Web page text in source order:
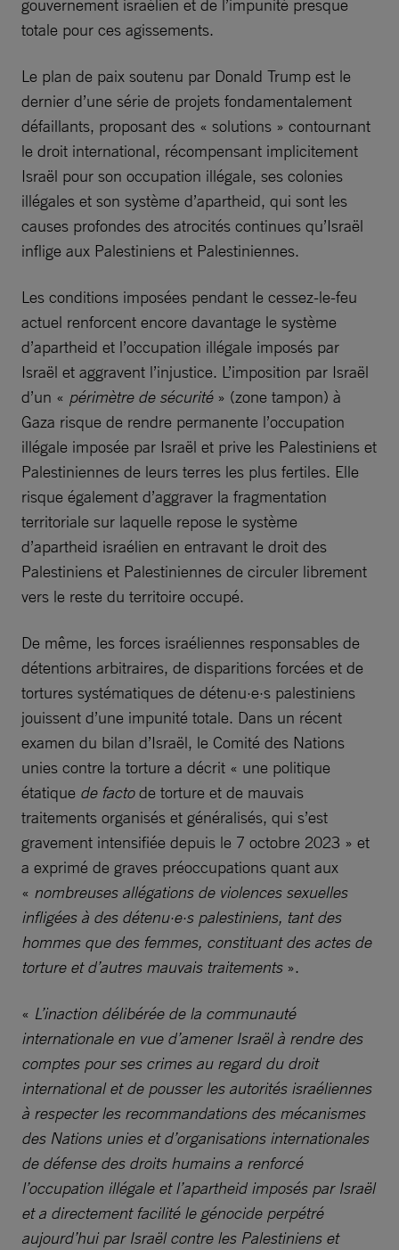
gouvernement israélien et de l’impunité presque
totale pour ces agissements.
Le plan de paix soutenu par Donald Trump est le
dernier d’une série de projets fondamentalement
défaillants, proposant des « solutions » contournant
le droit international, récompensant implicitement
Israël pour son occupation illégale, ses colonies
illégales et son système d’apartheid, qui sont les
causes profondes des atrocités continues qu’Israël
inflige aux Palestiniens et Palestiniennes.
Les conditions imposées pendant le cessez-le-feu
actuel renforcent encore davantage le système
d’apartheid et l’occupation illégale imposés par
Israël et aggravent l’injustice. L’imposition par Israël
d’un « périmètre de sécurité» (zone tampon) à
Gaza risque de rendre permanente l’occupation
illégale imposée par Israël et prive les Palestiniens et
Palestiniennes de leurs terres les plus fertiles. Elle
risque également d’aggraver la fragmentation
territoriale sur laquelle repose le système
d’apartheid israélien en entravant le droit des
Palestiniens et Palestiniennes de circuler librement
vers le reste du territoire occupé.
De même, les forces israéliennes responsables de
détentions arbitraires, de disparitions forcées et de
tortures systématiques de détenu·e·s palestiniens
jouissent d’une impunité totale. Dans un récent
examen du bilan d’Israël, le Comité des Nations
unies contre la torture a décrit « une politique
étatique de factode torture et de mauvais
traitements organisés et généralisés, qui s’est
gravement intensifiée depuis le 7 octobre 2023 » et
a exprimé de graves préoccupations quant aux
« nombreuses allégations de violences sexuelles
infligées à des détenu·e·s palestiniens, tant des
hommes que des femmes, constituant des actes de
torture et d’autres mauvais traitements ».
« L’inaction délibérée de la communauté
internationale en vue d’amener Israël à rendre des
comptes pour ses crimes au regard du droit
international et de pousser les autorités israéliennes
à respecter les recommandations des mécanismes
des Nations unies et d’organisations internationales
de défense des droits humains a renforcé
l’occupation illégale et l’apartheid imposés par Israël
et a directement facilité le génocide perpétré
aujourd’hui par Israël contre les Palestiniens et